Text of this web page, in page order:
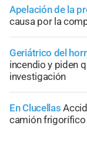
Apelación de la
causa por la
Geriátrico del
incendio y piden
investigación
En Clucellas
camión frigorífico